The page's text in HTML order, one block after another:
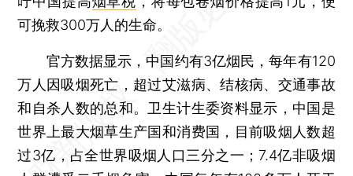
可挽救300万人的生命。
官方数据显示，中国约有3亿烟民，每年有120
万人因吸烟死亡，超过艾滋病、结核病、交通事故
和自杀人数的总和。卫生计生委资料显示，中国是
世界上最大烟草生产国和消费国，目前吸烟人数超
过3亿，占全世界吸烟人口三分之一；7.4亿非吸烟